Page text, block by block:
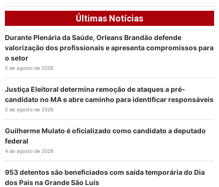
Últimas Notícias
Durante Plenária da Saúde, Orleans Brandão defende
valorização dos profissionais e apresenta compromissos para
o setor
5 de agosto de 2026
Justiça Eleitoral determina remoção de ataques a pré-
candidato no MA e abre caminho para identificar responsáveis
5 de agosto de 2026
Guilherme Mulato é oficializado como candidato a deputado
federal
4 de agosto de 2026
953 detentos são beneficiados com saída temporária do Dia
dos Pais na Grande São Luís